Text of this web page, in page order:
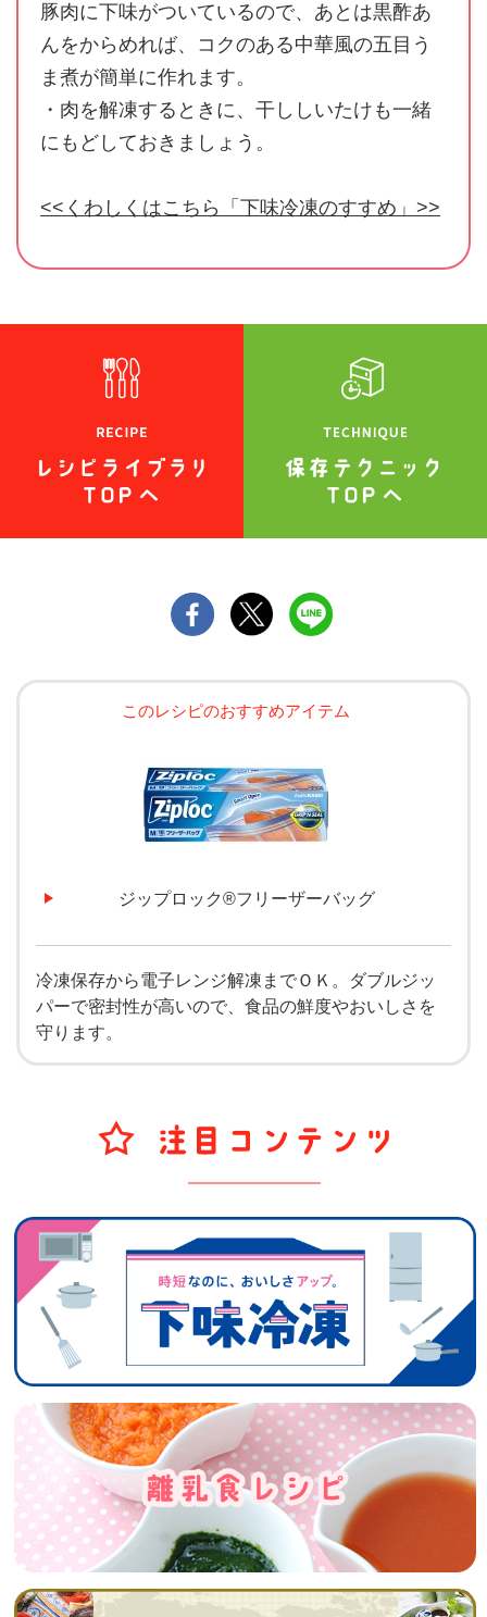
豚肉に下味がついているので、あとは黒酢あ
んをからめれば、コクのある中華風の五目う
ま煮が簡単に作れます。
・肉を解凍するときに、干ししいたけも一緒
にもどしておきましょう。
<<くわしくはこちら「下味冷凍のすすめ」>>
このレシピのおすすめアイテム
ジップロック®フリーザーバッグ
冷凍保存から電子レンジ解凍までＯＫ。ダブルジッ
パーで密封性が高いので、食品の鮮度やおいしさを
守ります。